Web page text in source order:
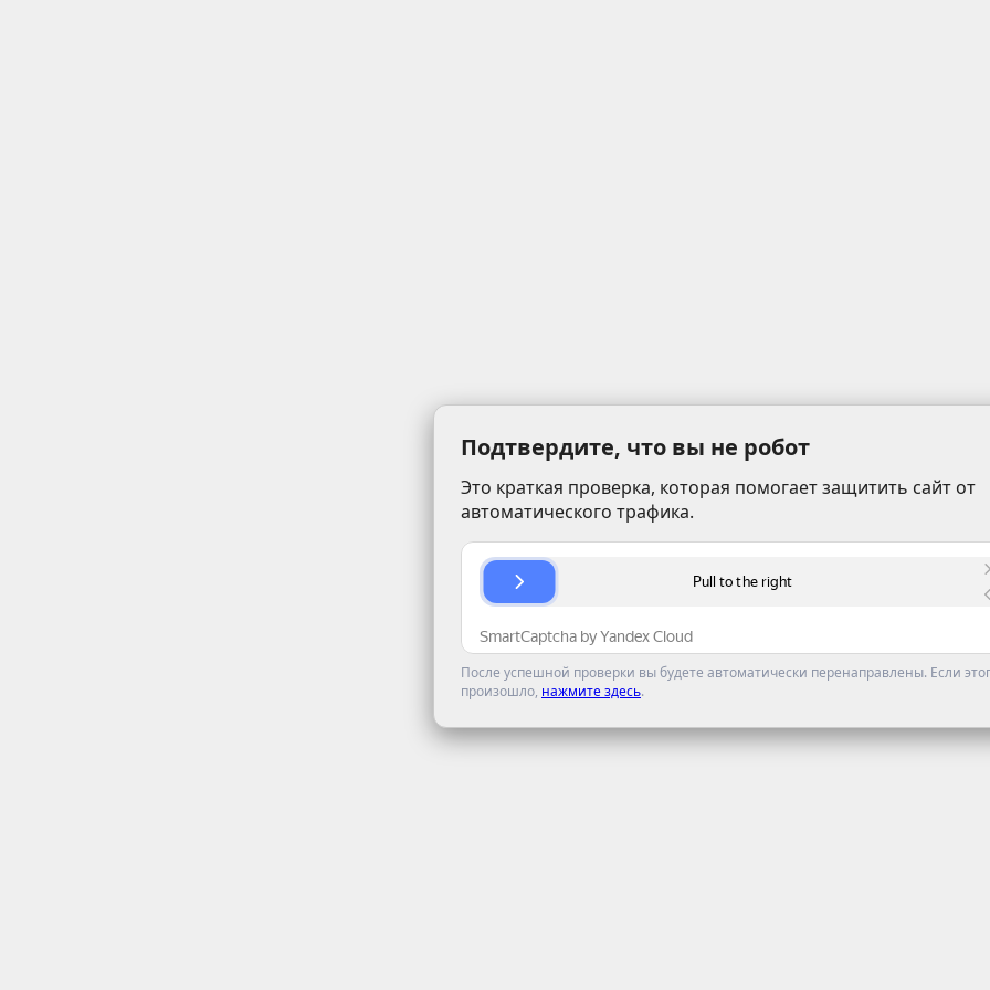
Подтвердите, что вы не робот
Это краткая проверка, которая помогает защитить сайт от
автоматического трафика.
После успешной проверки вы будете автоматически перенаправлены. Если
произошло, нажмите здесь.